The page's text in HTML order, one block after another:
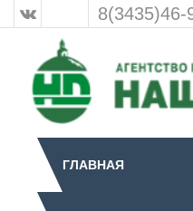
8(3435)46-
ГЛАВНАЯ